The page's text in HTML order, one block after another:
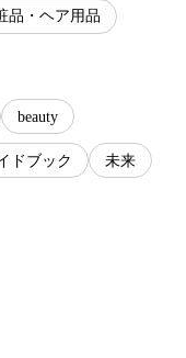
品・ヘア用品
beauty
ドブック 未来